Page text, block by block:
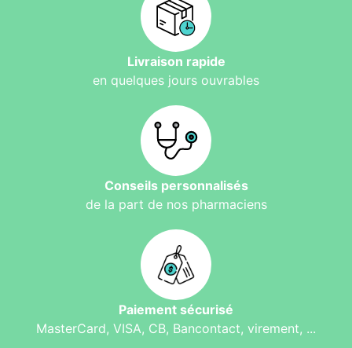
Livraison rapide
en quelques jours ouvrables
Conseils personnalisés
de la part de nos pharmaciens
Paiement sécurisé
MasterCard, VISA, CB, Bancontact, virement, ...